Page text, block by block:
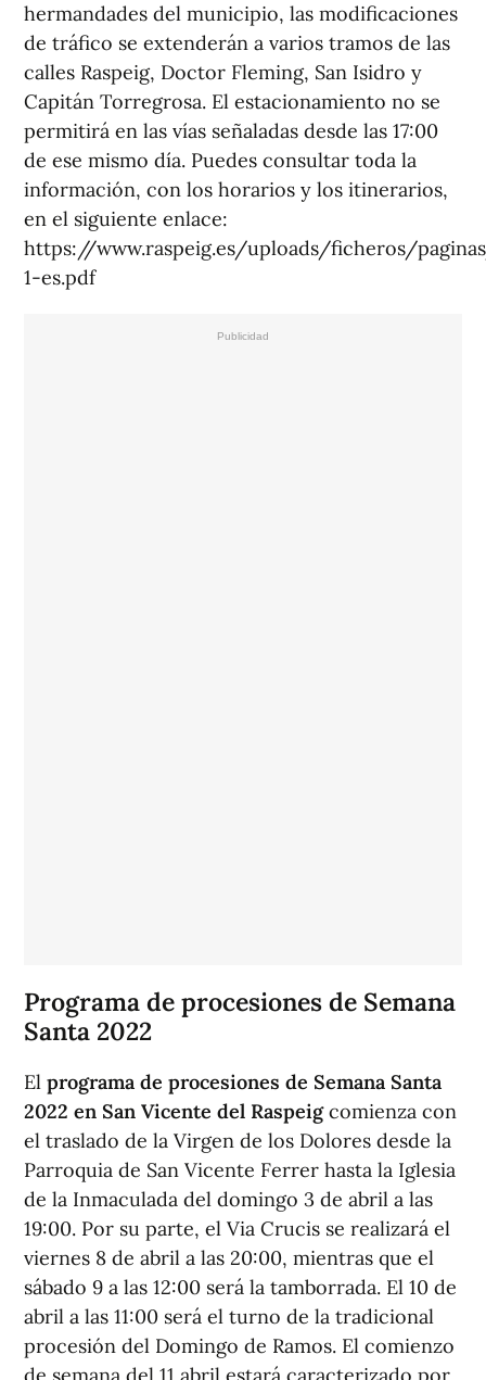
hermandades del municipio, las modificaciones
de tráfico se extenderán a varios tramos de las
calles Raspeig, Doctor Fleming, San Isidro y
Capitán Torregrosa. El estacionamiento no se
permitirá en las vías señaladas desde las 17:00
de ese mismo día. Puedes consultar toda la
información, con los horarios y los itinerarios,
en el siguiente enlace:
https://www.raspeig.es/uploads/ficheros/
1-es.pdf
Programa de procesiones de Semana
Santa 2022
El programa de procesiones de Semana Santa
2022 en San Vicente del Raspeigcomienza con
el traslado de la Virgen de los Dolores desde la
Parroquia de San Vicente Ferrer hasta la Iglesia
de la Inmaculada del domingo 3 de abril a las
19:00. Por su parte, el Via Crucis se realizará el
viernes 8 de abril a las 20:00, mientras que el
sábado 9 a las 12:00 será la tamborrada. El 10 de
abril a las 11:00 será el turno de la tradicional
procesión del Domingo de Ramos. El comienzo